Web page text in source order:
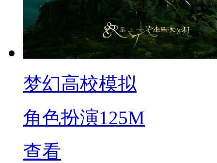
梦幻高校模拟
角色扮演125M
查看